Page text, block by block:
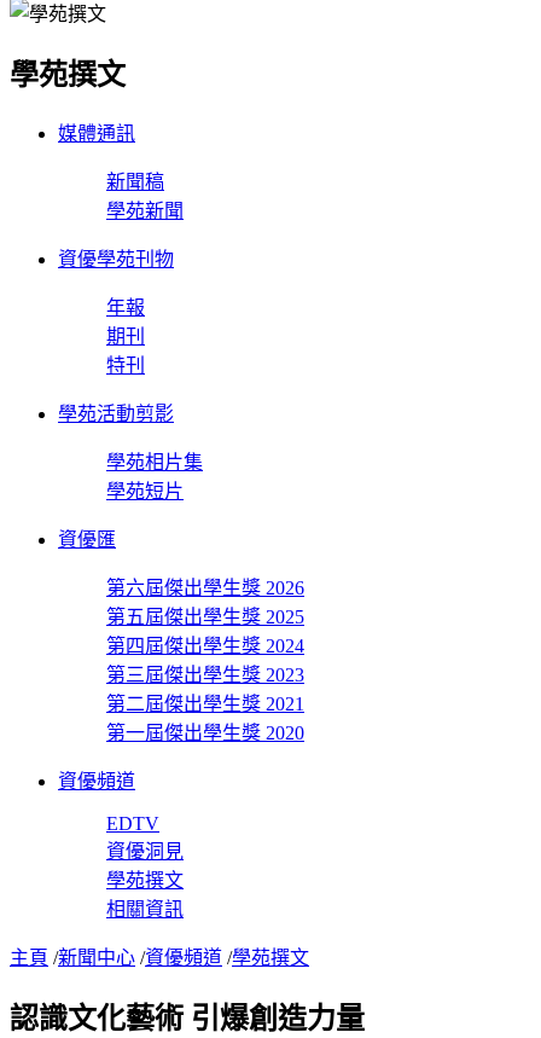
學苑撰文
媒體通訊
新聞稿
學苑新聞
資優學苑刊物
年報
期刊
特刊
學苑活動剪影
學苑相片集
學苑短片
資優匯
第六屆傑出學生獎 2026
第五屆傑出學生獎 2025
第四屆傑出學生獎 2024
第三屆傑出學生獎 2023
第二屆傑出學生獎 2021
第一屆傑出學生獎 2020
資優頻道
EDTV
資優洞見
學苑撰文
相關資訊
主頁 /新聞中心 /資優頻道 /學苑撰文
認識文化藝術 引爆創造力量